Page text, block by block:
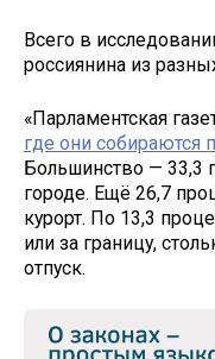
Всего в
россиянина из
«Парламентская
где они собираются
Большинство — 33,3
городе. Ещё 26,7
курорт. По 13,3
или за границу,
отпуск.